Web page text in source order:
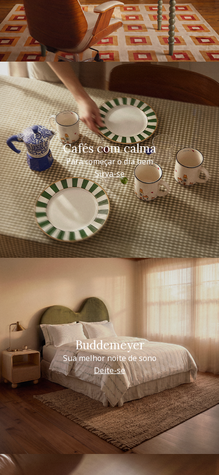
Cafés com calma
Para começar o dia bem
Sirva-se
Buddemeyer
Sua melhor noite de sono
Deite-se